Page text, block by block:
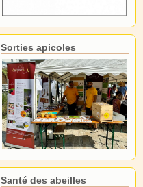
Sorties apicoles
Santé des abeilles